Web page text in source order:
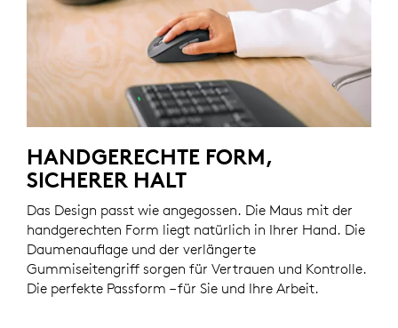
HANDGERECHTE FORM,
SICHERER HALT
Das Design passt wie angegossen. Die Maus mit der
handgerechten Form liegt natürlich in Ihrer Hand. Die
Daumenauflage und der verlängerte
Gummiseitengriff sorgen für Vertrauen und Kontrolle.
Die perfekte Passform – für Sie und Ihre Arbeit.